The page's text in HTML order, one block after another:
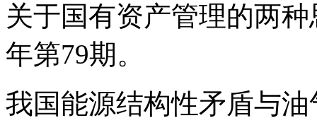
关于国有资产管理的两
年第79期。
我国能源结构性矛盾与